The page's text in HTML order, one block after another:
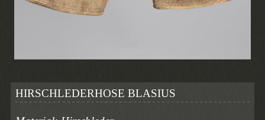
HIRSCHLEDERHOSE BLASIUS